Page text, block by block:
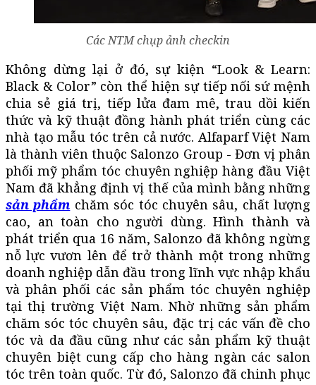
Các NTM chụp ảnh checkin
Không dừng lại ở đó, sự kiện “Look & Learn:
Black & Color” còn thể hiện sự tiếp nối sứ mệnh
chia sẻ giá trị, tiếp lửa đam mê, trau dồi kiến
thức và kỹ thuật đồng hành phát triển cùng các
nhà tạo mẫu tóc trên cả nước. Alfaparf Việt Nam
là thành viên thuộc Salonzo Group - Đơn vị phân
phối mỹ phẩm tóc chuyên nghiệp hàng đầu Việt
Nam đã khẳng định vị thế của mình bằng những
sản phẩm chăm sóc tóc chuyên sâu, chất lượng
cao, an toàn cho người dùng. Hình thành và
phát triển qua 16 năm, Salonzo đã không ngừng
nỗ lực vươn lên để trở thành một trong những
doanh nghiệp dẫn đầu trong lĩnh vực nhập khẩu
và phân phối các sản phẩm tóc chuyên nghiệp
tại thị trường Việt Nam. Nhờ những sản phẩm
chăm sóc tóc chuyên sâu, đặc trị các vấn đề cho
tóc và da đầu cũng như các sản phẩm kỹ thuật
chuyên biệt cung cấp cho hàng ngàn các salon
tóc trên toàn quốc. Từ đó, Salonzo đã chinh phục